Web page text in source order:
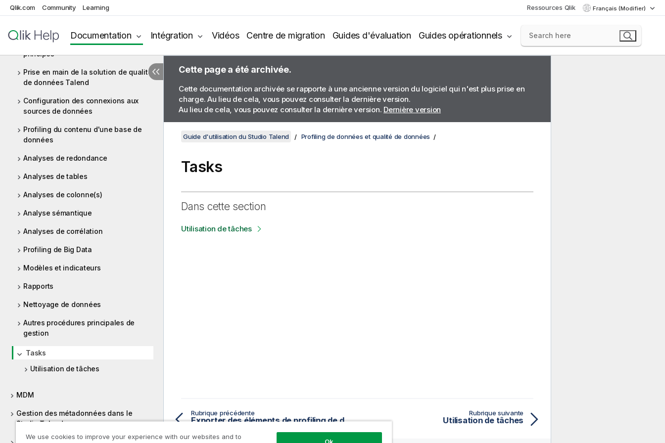
Qlik.com Community Learning Ressources Qlik Français (Modifier)
Documentation Intégration Vidéos Centre de migration Guides d'évaluation Guides opérationnels
Profiling de données et qualité de
données
Profiling de données : concepts et
principes
Prise en main de la solution de qualité
de données Talend
Configuration des connexions aux
sources de données
Profiling du contenu d'une base de
données
Analyses de redondance
Analyses de tables
Analyses de colonne(s)
Analyse sémantique
Analyses de corrélation
Profiling de Big Data
Modèles et indicateurs
Rapports
Nettoyage de données
Autres procédures principales de
gestion
Tasks
Utilisation de tâches
MDM
Gestion des métadonnées dans le
Studio Talend
Cette page a été archivée.
Cette documentation archivée se rapporte à une ancienne version du logiciel qui n'est plus prise en
charge. Au lieu de cela, vous pouvez consulter la dernière version.
Au lieu de cela, vous pouvez consulter la dernière version. Dernière version
Guide d'utilisation du Studio Talend Profiling de données et qualité de données
Tasks
Dans cette section
Utilisation de tâches
Rubrique précédente
Exporter des éléments de profiling de données
Rubrique suivante
Utilisation de tâches
We use cookies to improve your experience with our websites and to